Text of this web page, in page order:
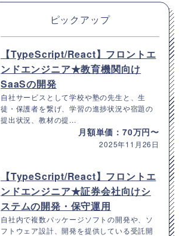
ピックアップ
【TypeScript/React】フロントエ
ンドエンジニア★教育機関向け
SaaSの開発
自社サービスとして学校や塾の先生と、生
徒・保護者を繋げ、学習の進捗状況や宿題の
提出状況、教材の提...
月額単価：70万円〜
2025年11月26日
【TypeScript/React】フロントエ
ンドエンジニア★証券会社向けシ
ステムの開発・保守運用
自社内で複数パッケージソフトの開発や、ソ
フトウェア設計、開発を提供している受託開